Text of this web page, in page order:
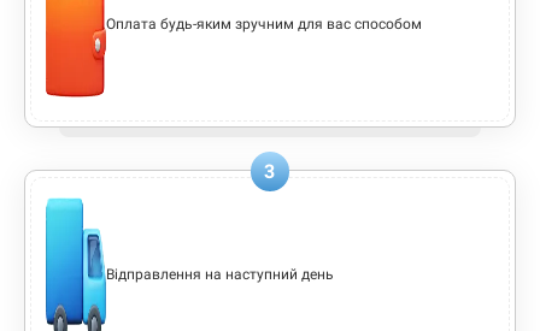
Оплата будь-яким зручним для вас способом
3
Відправлення на наступний день